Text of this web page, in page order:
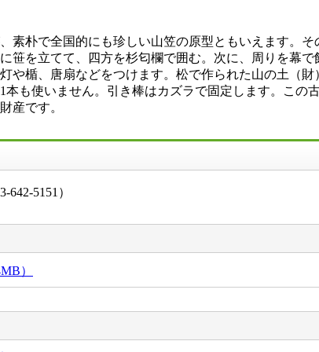
素朴で全国的にも珍しい山笠の原型ともいえます。そ
笹を立てて、四方を杉匂欄で囲む。次に、周りを幕で
や楯、唐扇などをつけます。松で作られた山の土（財
も使いません。引き棒はカズラで固定します。この
産です。
5151）
）